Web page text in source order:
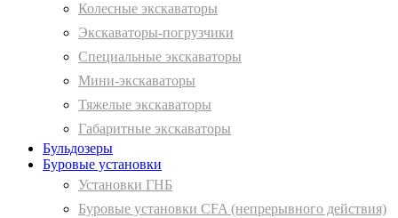
Колесные экскаваторы
Экскаваторы-погрузчики
Специальные экскаваторы
Мини-экскаваторы
Тяжелые экскаваторы
Габаритные экскаваторы
Бульдозеры
Буровые установки
Установки ГНБ
Буровые установки CFA (непрерывного действия)